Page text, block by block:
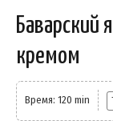
Баварский
кремом
Время: 120 min